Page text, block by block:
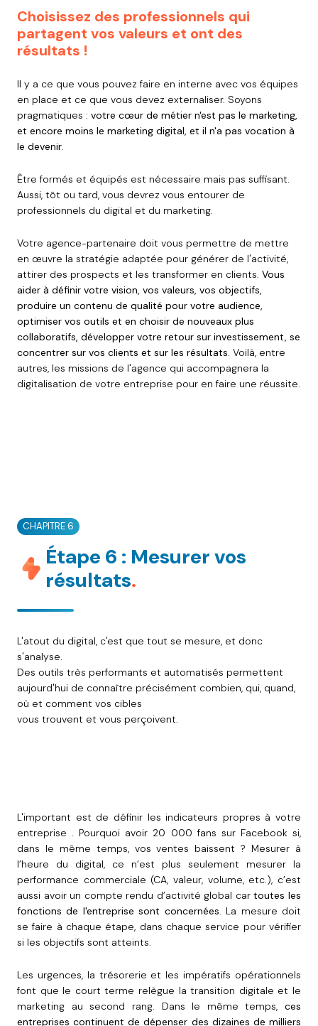
Choisissez des professionnels qui
partagent vos valeurs et ont des
résultats !
Il y a ce que vous pouvez faire en interne avec vos équipes
en place et ce que vous devez externaliser. Soyons
pragmatiques : votre cœur de métier n'est pas le marketing,
et encore moins le marketing digital, et il n'a pas vocation à
le devenir.
Être formés et équipés est nécessaire mais pas suffisant.
Aussi, tôt ou tard, vous devrez vous entourer de
professionnels du digital et du marketing.
Votre agence-partenaire doit vous permettre de mettre
en œuvre la stratégie adaptée pour générer de l'activité,
attirer des prospects et les transformer en clients. Vous
aider à définir votre vision, vos valeurs, vos objectifs,
produire un contenu de qualité pour votre audience,
optimiser vos outils et en choisir de nouveaux plus
collaboratifs, développer votre retour sur investissement, se
concentrer sur vos clients et sur les résultats. Voilà, entre
autres, les missions de l'agence qui accompagnera la
digitalisation de votre entreprise pour en faire une réussite.
CHAPITRE 6
Étape 6 : Mesurer vos
résultats.
L'atout du digital, c'est que tout se mesure, et donc
s'analyse.
Des outils très performants et automatisés permettent
aujourd'hui de connaître précisément combien, qui, quand,
où et comment vos cibles
vous trouvent et vous perçoivent.
L'important est de définir les indicateurs propres à votre
entreprise . Pourquoi avoir 20 000 fans sur Facebook si,
dans le même temps, vos ventes baissent ? Mesurer à
l’heure du digital, ce n’est plus seulement mesurer la
performance commerciale (CA, valeur, volume, etc.), c’est
aussi avoir un compte rendu d’activité global cartoutes les
fonctions de l'entreprise sont concernées. La mesure doit
se faire à chaque étape, dans chaque service pour vérifier
si les objectifs sont atteints.
Les urgences, la trésorerie et les impératifs opérationnels
font que le court terme relègue la transition digitale et le
marketing au second rang. Dans le même temps, ces
entreprises continuent de dépenser des dizaines de milliers